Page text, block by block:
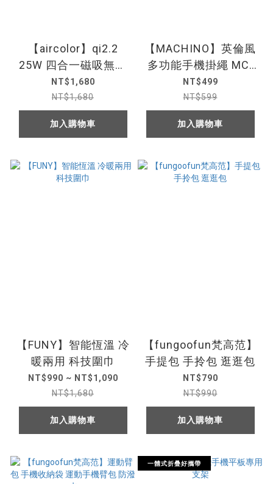
【aircolor】qi2.2
25W 四合一磁吸無線
充電座
NT$1,680
NT$1,680
加入購物車
【MACHINO】英倫風
多功能手機掛繩 MC-
LG12
NT$499
NT$599
加入購物車
【FUNY】智能恆溫 冷
暖兩用 科技圍巾
NT$990 ~ NT$1,090
NT$1,680
加入購物車
【fungoofun梵高范】
手提包 手拎包 逛逛包
NT$790
NT$990
加入購物車
一體式折疊好攜帶